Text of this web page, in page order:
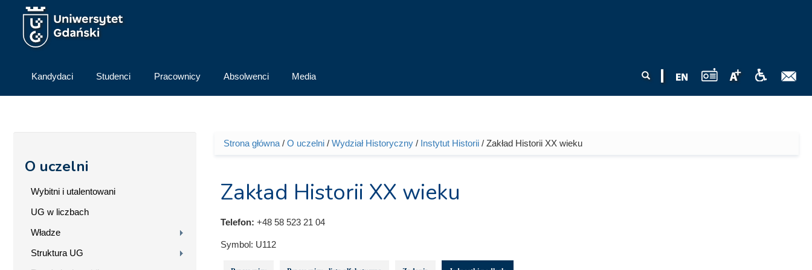
Przejdź do treści
Szukaj
Kandydaci Studenci Pracownicy Absolwenci Media
O uczelni
Wybitni i utalentowani
UG w liczbach
Władze
Struktura UG
Jesteś tutaj
Strona główna/ O uczelni/ Wydział Historyczny/ Instytut Historii/ Zakład Historii XX wieku
Zakład Historii XX wieku
Telefon: +48 58 523 21 04
Symbol: U112